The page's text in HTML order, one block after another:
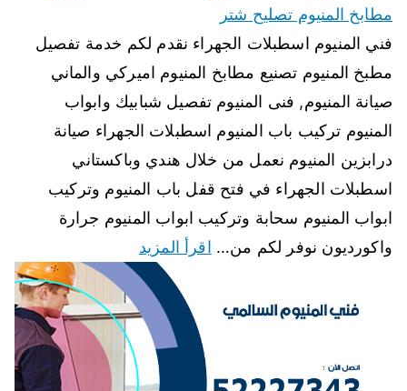
مطابخ المنيوم تصليح شتر
فني المنيوم اسطبلات الجهراء نقدم لكم خدمة تفصيل
مطبخ المنيوم تصنيع مطابخ المنيوم اميركي والماني
صيانة المنيوم, فنى المنيوم تفصيل شبابيك وابواب
المنيوم تركيب باب المنيوم اسطبلات الجهراء صيانة
درابزين المنيوم نعمل من خلال هندي وباكستاني
اسطبلات الجهراء في فتح قفل باب المنيوم وتركيب
ابواب المنيوم سحابة وتركيب ابواب المنيوم جرارة
واكورديون نوفر لكم من… اقرأ المزيد